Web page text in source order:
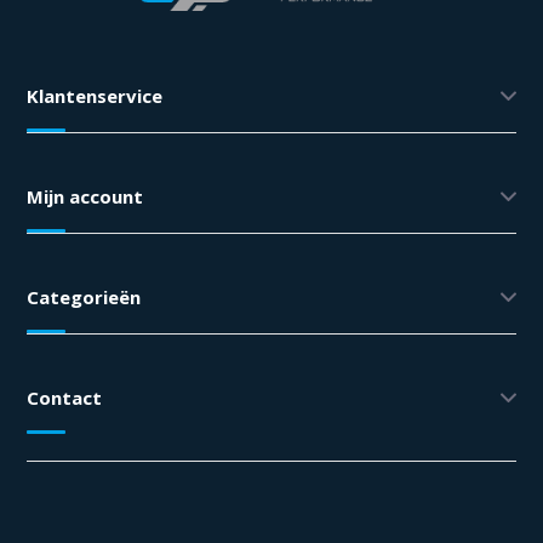
Klantenservice
Mijn account
Categorieën
Contact